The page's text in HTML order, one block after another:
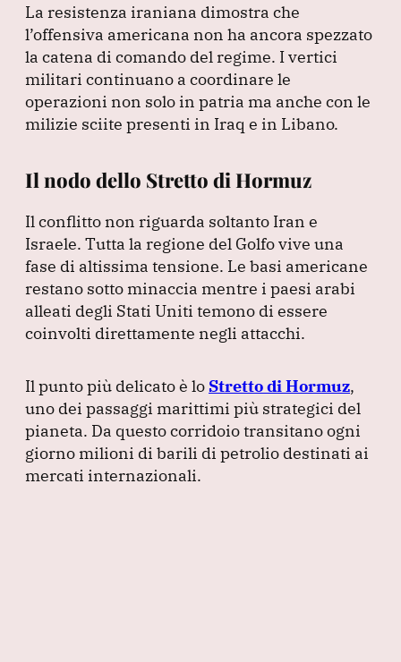
La resistenza iraniana dimostra che
l’offensiva americana non ha ancora spezzato
la catena di comando del regime. I vertici
militari continuano a coordinare le
operazioni non solo in patria ma anche con le
milizie sciite presenti in Iraq e in Libano.
Il nodo dello Stretto di Hormuz
Il conflitto non riguarda soltanto Iran e
Israele. Tutta la regione del Golfo vive una
fase di altissima tensione. Le basi americane
restano sotto minaccia mentre i paesi arabi
alleati degli Stati Uniti temono di essere
coinvolti direttamente negli attacchi.
Il punto più delicato è lo Stretto di Hormuz,
uno dei passaggi marittimi più strategici del
pianeta. Da questo corridoio transitano ogni
giorno milioni di barili di petrolio destinati ai
mercati internazionali.